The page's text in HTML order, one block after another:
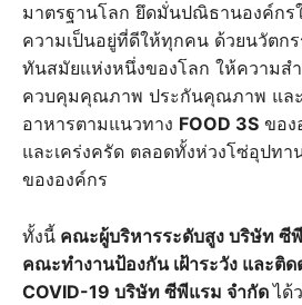
มาตรฐานโลก ยึดมั่นปณิธานองค์กร
ความเป็นอยู่ที่ดีให้ทุกคน ด้วยนวัตก
ทันสมัยแห่งหนึ่งของโลก ให้ความส
ควบคุมคุณภาพ ประกันคุณภาพ แล
อาหารตามแนวทาง FOOD 3S ของ
และเคร่งครัด ตลอดทั้งห่วงโซ่อุปทา
ขององค์กร
ทั้งนี้ คณะผู้บริหารระดับสูง บริษัท ซี
คณะทำงานป้องกัน เฝ้าระวัง และ
COVID-19 บริษัท ซีพีแรม จำกัดได้